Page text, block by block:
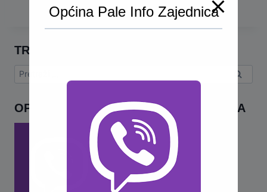
TRAŽI
Pretraga:
OPĆINA PALE INFO – VIBER ZAJEDNICA
Općina Pale Info Zajednica